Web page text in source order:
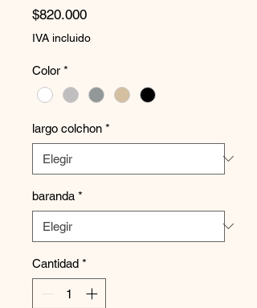
$820.000Precio
IVA incluido
Color *
largo colchon *
baranda *
Cantidad *